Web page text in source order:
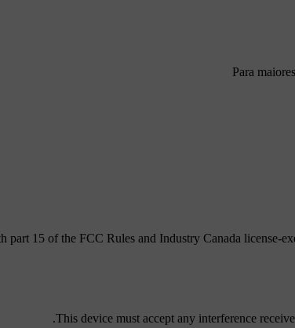
Para
part 15 of the FCC Rules and Industry Canada license-